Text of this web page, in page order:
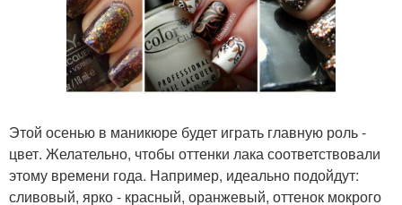
Этой осенью в маникюре будет играть главную роль -
цвет. Желательно, чтобы оттенки лака соответствовали
этому времени года. Например, идеально подойдут:
сливовый, ярко - красный, оранжевый, оттенок мокрого